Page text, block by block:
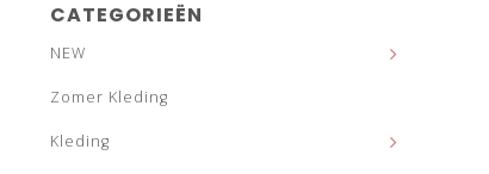
CATEGORIEËN
NEW
Zomer Kleding
Kleding